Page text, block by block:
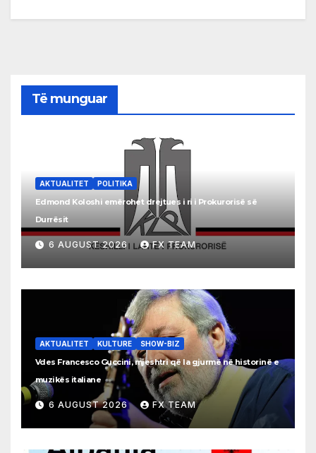
Të munguar
AKTUALITET POLITIKA
Edmond Koloshi emërohet drejtues i ri i Prokurorisë së
Durrësit
6 AUGUST 2026 FX TEAM
AKTUALITET KULTURE SHOW-BIZ
Vdes Francesco Guccini, mjeshtri që la gjurmë në historinë e
muzikës italiane
6 AUGUST 2026 FX TEAM